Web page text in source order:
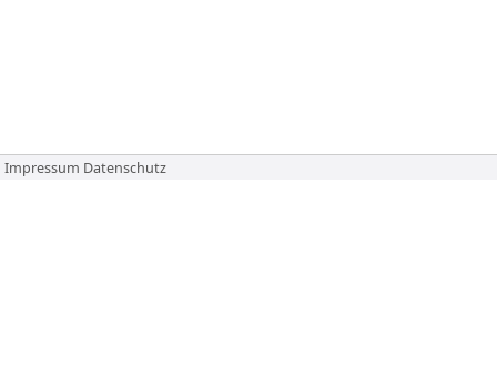
Impressum Datenschutz